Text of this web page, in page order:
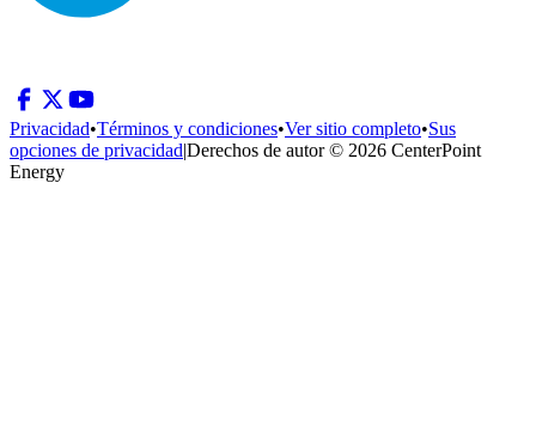
Privacidad•Términos y condiciones•Ver sitio completo•Sus
opciones de privacidad|Derechos de autor © 2026 CenterPoint
Energy